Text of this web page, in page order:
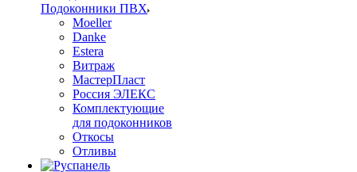
Подоконники ПВХ
Moeller
Danke
Estera
Витраж
МастерПласт
Россия ЭЛЕКС
Комплектующие
для подоконников
Откосы
Отливы